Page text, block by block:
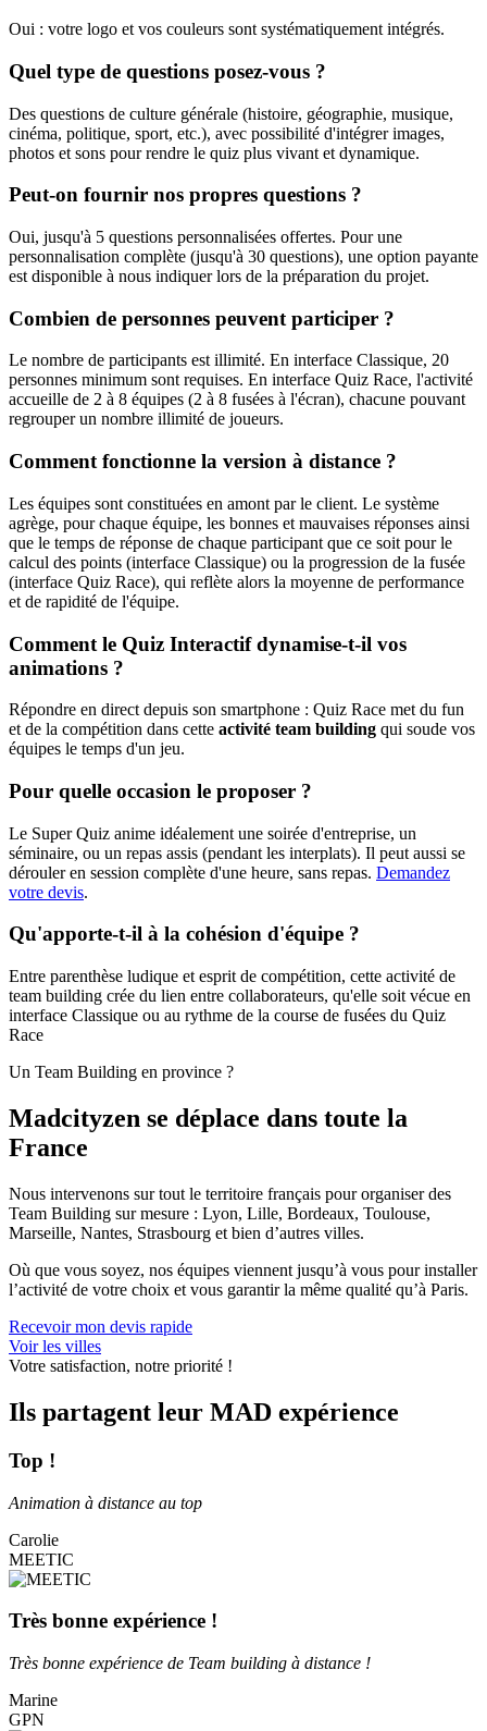
Oui : votre logo et vos couleurs sont systématiquement intégrés.
Quel type de questions posez-vous ?
Des questions de culture générale (histoire, géographie, musique,
cinéma, politique, sport, etc.), avec possibilité d'intégrer images,
photos et sons pour rendre le quiz plus vivant et dynamique.
Peut-on fournir nos propres questions ?
Oui, jusqu'à 5 questions personnalisées offertes. Pour une
personnalisation complète (jusqu'à 30 questions), une option payante
est disponible à nous indiquer lors de la préparation du projet.
Combien de personnes peuvent participer ?
Le nombre de participants est illimité. En interface Classique, 20
personnes minimum sont requises. En interface Quiz Race, l'activité
accueille de 2 à 8 équipes (2 à 8 fusées à l'écran), chacune pouvant
regrouper un nombre illimité de joueurs.
Comment fonctionne la version à distance ?
Les équipes sont constituées en amont par le client. Le système
agrège, pour chaque équipe, les bonnes et mauvaises réponses ainsi
que le temps de réponse de chaque participant que ce soit pour le
calcul des points (interface Classique) ou la progression de la fusée
(interface Quiz Race), qui reflète alors la moyenne de performance
et de rapidité de l'équipe.
Comment le Quiz Interactif dynamise-t-il vos
animations ?
Répondre en direct depuis son smartphone : Quiz Race met du fun
et de la compétition dans cette activité team building qui soude vos
équipes le temps d'un jeu.
Pour quelle occasion le proposer ?
Le Super Quiz anime idéalement une soirée d'entreprise, un
séminaire, ou un repas assis (pendant les interplats). Il peut aussi se
dérouler en session complète d'une heure, sans repas. Demandez
votre devis.
Qu'apporte-t-il à la cohésion d'équipe ?
Entre parenthèse ludique et esprit de compétition, cette activité de
team building crée du lien entre collaborateurs, qu'elle soit vécue en
interface Classique ou au rythme de la course de fusées du Quiz
Race
Un Team Building en province ?
Madcityzen se déplace dans toute la
France
Nous intervenons sur tout le territoire français pour organiser des
Team Building sur mesure : Lyon, Lille, Bordeaux, Toulouse,
Marseille, Nantes, Strasbourg et bien d’autres villes.
Où que vous soyez, nos équipes viennent jusqu’à vous pour installer
l’activité de votre choix et vous garantir la même qualité qu’à Paris.
Recevoir mon devis rapide
Voir les villes
Votre satisfaction, notre priorité !
Ils partagent leur MAD expérience
Top !
Animation à distance au top
Carolie
MEETIC
Très bonne expérience !
Très bonne expérience de Team building à distance !
Marine
GPN